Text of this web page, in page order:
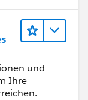
und
Ihre